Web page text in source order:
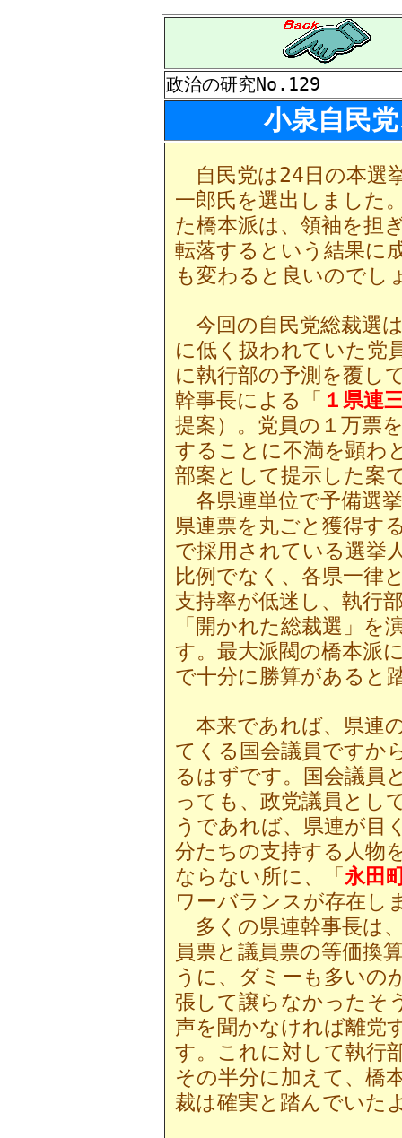
政治の研究No.129
小泉自民
自民党は24日の本選
一郎氏を選出しました
た橋本派は、領袖を担
転落するという結果に
も変わると良いのでし
今回の自民党総裁選
に低く扱われていた党
に執行部の予測を覆し
幹事長による「 １県連
提案）。党員の１万票
することに不満を顕わ
部案として提示した案
各県連単位で予備選
県連票を丸ごと獲得す
で採用されている選挙
比例でなく、各県一律
支持率が低迷し、執行
「開かれた総裁選」
す。最大派閥の橋本派
で十分に勝算があると
本来であれば、県連
てくる国会議員ですか
るはずです。国会議員
っても、政党議員とし
うであれば、県連が目
分たちの支持する人物
ならない所に、「永田
ワーバランスが存在し
多くの県連幹事長は
員票と議員票の等価換
うに、ダミーも多いの
張して譲らなかったそ
声を聞かなければ離党
す。これに対して執行
その半分に加えて、橋
裁は確実と踏んでいた